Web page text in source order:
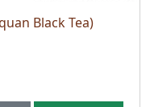
Black Tea)